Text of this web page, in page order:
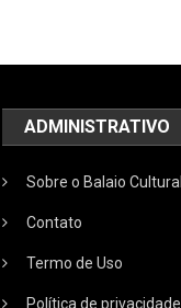
ADMINISTRATIVO
Sobre o Balaio Cultural
Contato
Termo de Uso
Política de privacidade